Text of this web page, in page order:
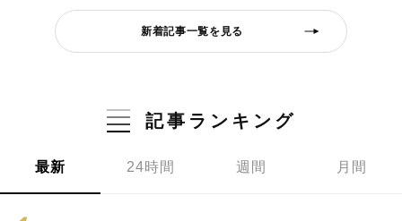
新着記事一覧を見る
記事ランキング
最新 24時間 週間 月間